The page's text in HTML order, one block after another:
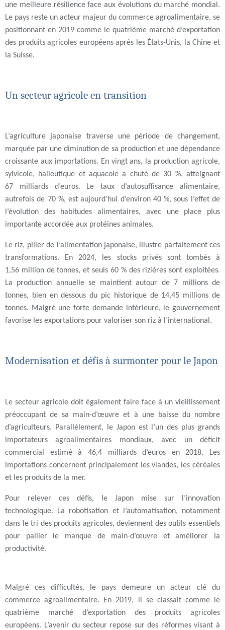
une meilleure résilience face aux évolutions du marché mondial.
Le pays reste un acteur majeur du commerce agroalimentaire, se
positionnant en 2019 comme le quatrième marché d’exportation
des produits agricoles européens après les États-Unis, la Chine et
la Suisse.
Un secteur agricole en transition
L’agriculture japonaise traverse une période de changement,
marquée par une diminution de sa production et une dépendance
croissante aux importations. En vingt ans, la production agricole,
sylvicole, halieutique et aquacole a chuté de 30 %, atteignant
67 milliards d’euros. Le taux d’autosuffisance alimentaire,
autrefois de 70 %, est aujourd’hui d’environ 40 %, sous l’effet de
l’évolution des habitudes alimentaires, avec une place plus
importante accordée aux protéines animales.
Le riz, pilier de l’alimentation japonaise, illustre parfaitement ces
transformations. En 2024, les stocks privés sont tombés à
1,56 million de tonnes, et seuls 60 % des rizières sont exploitées.
La production annuelle se maintient autour de 7 millions de
tonnes, bien en dessous du pic historique de 14,45 millions de
tonnes. Malgré une forte demande intérieure, le gouvernement
favorise les exportations pour valoriser son riz à l’international.
Modernisation et défis à surmonter pour le Japon
Le secteur agricole doit également faire face à un vieillissement
préoccupant de sa main-d’œuvre et à une baisse du nombre
d’agriculteurs. Parallèlement, le Japon est l’un des plus grands
importateurs agroalimentaires mondiaux, avec un déficit
commercial estimé à 46,4 milliards d’euros en 2018. Les
importations concernent principalement les viandes, les céréales
et les produits de la mer.
Pour relever ces défis, le Japon mise sur l’innovation
technologique. La robotisation et l’automatisation, notamment
dans le tri des produits agricoles, deviennent des outils essentiels
pour pallier le manque de main-d’œuvre et améliorer la
productivité.
Malgré ces difficultés, le pays demeure un acteur clé du
commerce agroalimentaire. En 2019, il se classait comme le
quatrième marché d’exportation des produits agricoles
européens. L’avenir du secteur repose sur des réformes visant à